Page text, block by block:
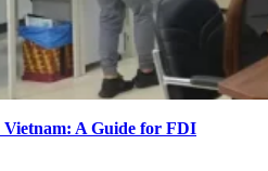
A Guide for FDI